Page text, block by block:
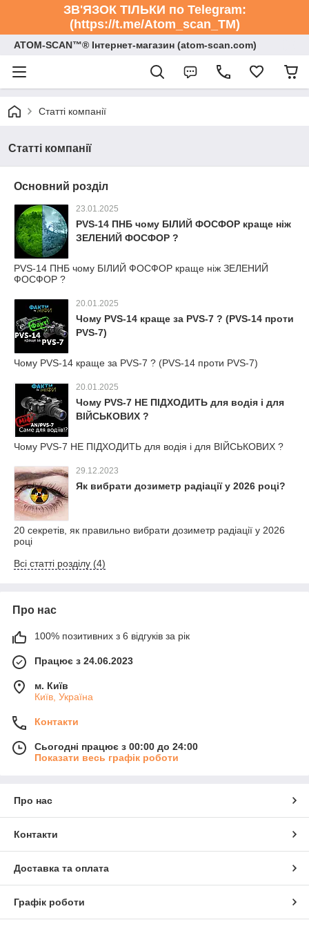
ЗВ'ЯЗОК ТІЛЬКИ по Telegram:
(https://t.me/Atom_scan_TM)
ATOM-SCAN™® Інтернет-магазин (atom-scan.com)
Статті компанії
Статті компанії
Основний розділ
23.01.2025
PVS-14 ПНБ чому БІЛИЙ ФОСФОР краще ніж
ЗЕЛЕНИЙ ФОСФОР ?
PVS-14 ПНБ чому БІЛИЙ ФОСФОР краще ніж ЗЕЛЕНИЙ
ФОСФОР ?
20.01.2025
Чому PVS-14 краще за PVS-7 ? (PVS-14 проти
PVS-7)
Чому PVS-14 краще за PVS-7 ? (PVS-14 проти PVS-7)
20.01.2025
Чому PVS-7 НЕ ПІДХОДИТЬ для водія і для
ВІЙСЬКОВИХ ?
Чому PVS-7 НЕ ПІДХОДИТЬ для водія і для ВІЙСЬКОВИХ ?
29.12.2023
Як вибрати дозиметр радіації у 2026 році?
20 секретів, як правильно вибрати дозиметр радіації у 2026
році
Всі статті розділу (4)
Про нас
100% позитивних з 6 відгуків за рік
Працює з 24.06.2023
м. Київ
Київ, Україна
Контакти
Сьогодні працює з 00:00 до 24:00
Показати весь графік роботи
Про нас
Контакти
Доставка та оплата
Графік роботи